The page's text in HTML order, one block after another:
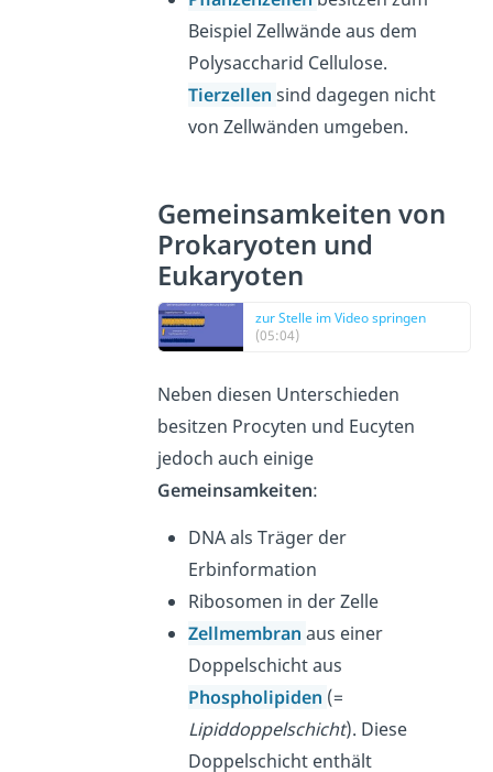
Beispiel Zellwände aus dem
Polysaccharid Cellulose.
Tierzellen sind dagegen nicht
von Zellwänden umgeben.
Gemeinsamkeiten von
Prokaryoten und
Eukaryoten
zur Stelle im Video springen
(05:04)
Neben diesen Unterschieden
besitzen Procyten und Eucyten
jedoch auch einige
Gemeinsamkeiten:
DNA als Träger der
Erbinformation
Ribosomen in der Zelle
Zellmembran aus einer
Doppelschicht aus
Phospholipiden (=
Lipiddoppelschicht). Diese
Doppelschicht enthält